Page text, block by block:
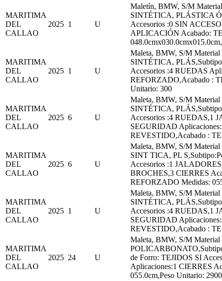
MARITIMA
DEL
CALLAO
2025 1 U
Maletín, BMW, S/M
SINTÉTICA, PLÁSTICA
Accesorios :0 SIN
APLICACIÓN Acabado:
MARITIMA
DEL
CALLAO
2025 1 U
Maleta, BMW, S/M
SINTÉTICA,
Accesorios :4 RUEDAS
REFORZADO,Acabado :
Unitario: 300
MARITIMA
DEL
CALLAO
2025 6 U
Maleta, BMW, S/M
SINTÉTICA,
Accesorios :4 RUEDAS,1
SEGURIDAD
REVESTIDO,Acabado :
MARITIMA
DEL
CALLAO
2025 6 U
Maleta, BMW, S/M
SINT TICA, PL
Accesorios :1
BROCHES,3 CIERRES
REFORZADO Medidas:
MARITIMA
DEL
CALLAO
2025 1 U
Maleta, BMW, S/M
SINTÉTICA,
Accesorios :4 RUEDAS,1
SEGURIDAD
REVESTIDO,Acabado :
MARITIMA
DEL
CALLAO
2025 24 U
Maleta, BMW, S/M Material
de Forro: TEJIDOS SI
Aplicaciones:1 CIERRES
055.0cm,Peso Unitario: 2900